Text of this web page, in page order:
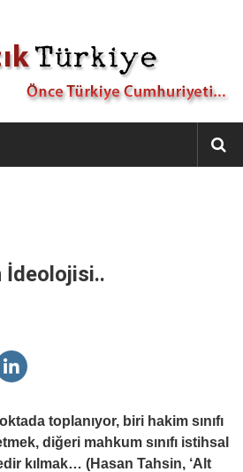
İdeolojisi..
toplanıyor, biri hakim sınıfı
diğeri mahkum sınıfı istihsal
kılmak… (Hasan Tahsin, ‘Alt